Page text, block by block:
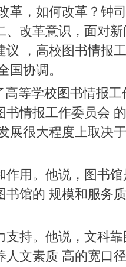
，如何改革？钟
改革意识，面对
，高校图书情报
国协调。
学校图书情报工
情报工作委员会
展很大程度上取决
用。他说，图书
馆的 规模和服务
持。他说，文科
文素质 高的宽口